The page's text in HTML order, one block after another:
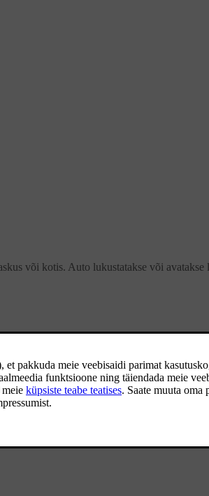
või kotis. Auto lukustatakse või
avamiseks puutetundlikku pinda.